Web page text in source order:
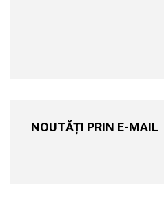
NOUTĂȚI PRIN E-MAIL